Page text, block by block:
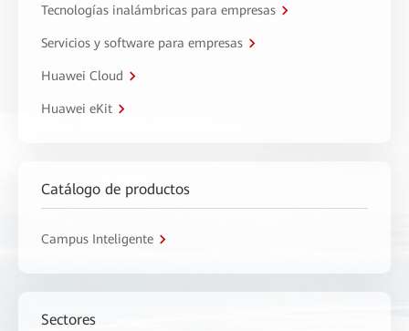
Tecnologías inalámbricas para empresas
Servicios y software para empresas
Huawei Cloud
Huawei eKit
Catálogo de productos
Campus Inteligente
Sectores